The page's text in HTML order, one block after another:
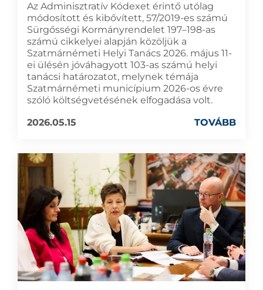
Az Adminisztratív Kódexet érintő utólag
módosított és kibővített, 57/2019-es számú
Sürgősségi Kormányrendelet 197–198-as
számú cikkelyei alapján közöljük a
Szatmárnémeti Helyi Tanács 2026. május 11-
ei ülésén jóváhagyott 103-as számú helyi
tanácsi határozatot, melynek témája
Szatmárnémeti municípium 2026-os évre
szóló költségvetésének elfogadása volt.
2026.05.15
TOVÁBB